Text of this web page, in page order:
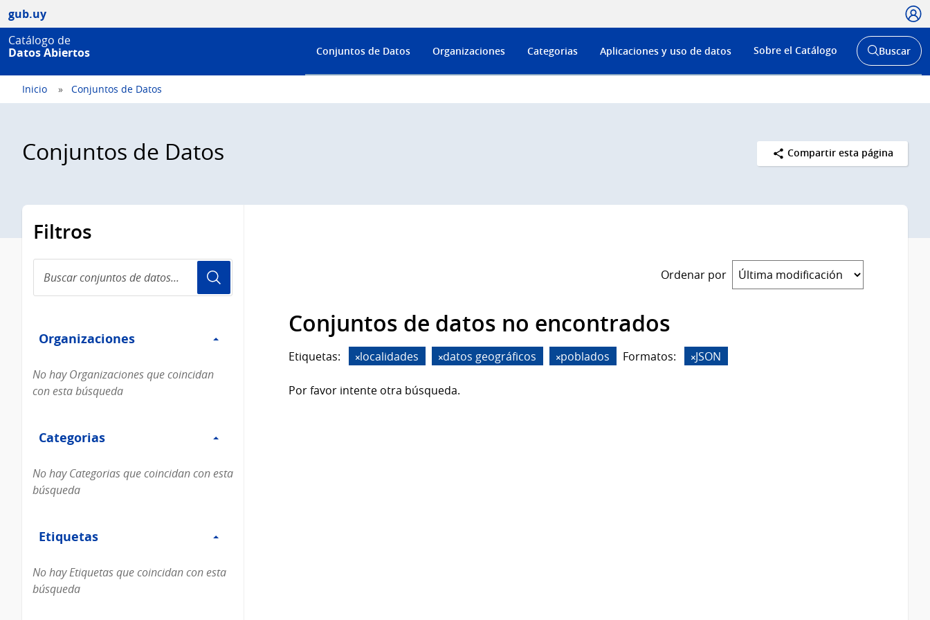
gub.uy
Catálogo de
Datos Abiertos
Menú
de
Conjuntos de Datos Organizaciones Categorias Aplicaciones y uso de datos Sobre el Catálogo
Abrir
buscador
Buscar
Inicio Conjuntos de Datos
Conjuntos de Datos Compartir esta página
Filtros
conjuntos
de
Organizaciones
Organizaciones
No hay Organizaciones que coincidan
con esta búsqueda
Categorias
Categorias
No hay Categorias que coincidan con esta
búsqueda
Etiquetas
Etiquetas
No hay Etiquetas que coincidan con esta
búsqueda
Ordenar por
Conjuntos de datos no encontrados
Etiquetas: localidades datos geográficos poblados Formatos: JSON
Por favor intente otra búsqueda.